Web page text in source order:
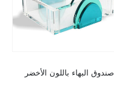
صندوق البهاء باللون الأخضر